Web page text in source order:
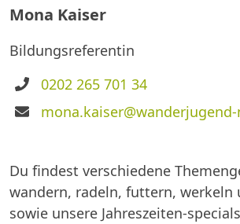
Mona Kaiser
Bildungsreferentin
Telefon
0202 265 701 34
E-
Du findest verschiedene
wandern, radeln, futtern, werkeln
sowie unsere Jahreszeiten-